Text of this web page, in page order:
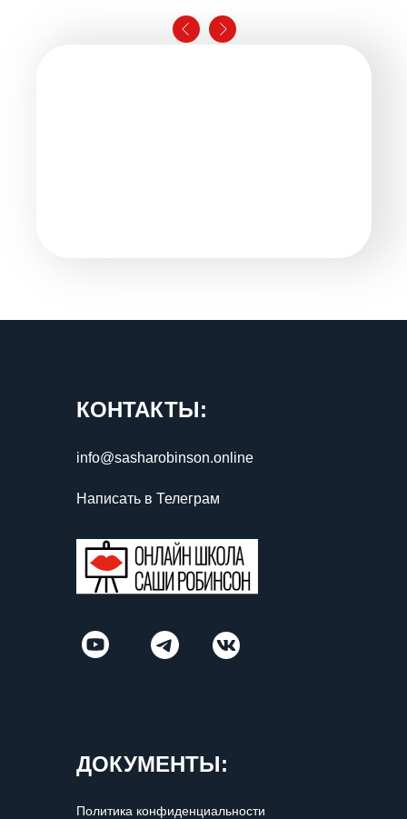
КОНТАКТЫ:
info@sasharobinson.online
Написать в Телеграм
ДОКУМЕНТЫ:
Политика конфиденциальности